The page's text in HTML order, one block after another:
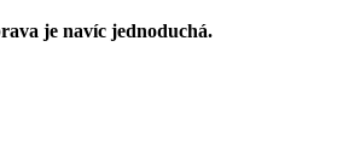
je navíc jednoduchá.